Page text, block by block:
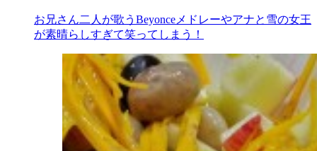
お兄さん二人が歌うBeyonceメドレーやアナと雪の女王
が素晴らしすぎて笑ってしまう！